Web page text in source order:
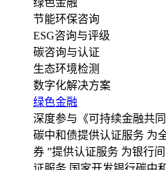
节能环保咨询
ESG咨询与评级
碳咨询与认证
生态环境检测
数字化解决方案
绿色金融
深度参与《可持续金融共
碳中和债提供认证服务 为
券 ”提供认证服务 为银行